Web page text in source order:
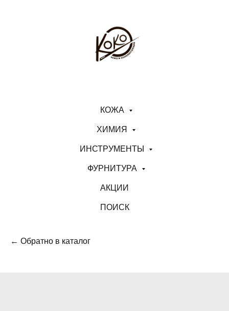
КОЖА
ХИМИЯ
ИНСТРУМЕНТЫ
ФУРНИТУРА
АКЦИИ
ПОИСК
← Обратно в каталог